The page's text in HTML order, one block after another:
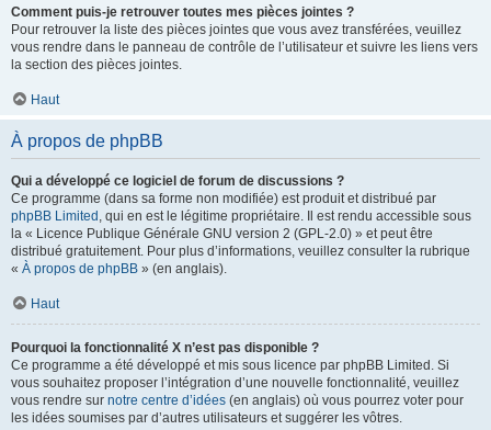
Comment puis-je retrouver toutes mes pièces jointes ?
Pour retrouver la liste des pièces jointes que vous avez transférées, veuillez
vous rendre dans le panneau de contrôle de l’utilisateur et suivre les liens vers
la section des pièces jointes.
Haut
À propos de phpBB
Qui a développé ce logiciel de forum de discussions ?
Ce programme (dans sa forme non modifiée) est produit et distribué par
phpBB Limited , qui en est le légitime propriétaire. Il est rendu accessible sous
la « Licence Publique Générale GNU version 2 (GPL-2.0) » et peut être
distribué gratuitement. Pour plus d’informations, veuillez consulter la rubrique
« À propos de phpBB » (en anglais).
Haut
Pourquoi la fonctionnalité X n’est pas disponible ?
Ce programme a été développé et mis sous licence par phpBB Limited. Si
vous souhaitez proposer l’intégration d’une nouvelle fonctionnalité, veuillez
vous rendre sur notre centre d’idées (en anglais) où vous pourrez voter pour
les idées soumises par d’autres utilisateurs et suggérer les vôtres.